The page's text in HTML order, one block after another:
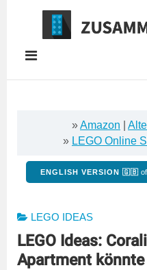
Springe
Inhalt
»Amazon
» LEGO Online
ENGLISH VERSION 🇬🇧
LEGO IDEAS
LEGO Ideas:
Apartment